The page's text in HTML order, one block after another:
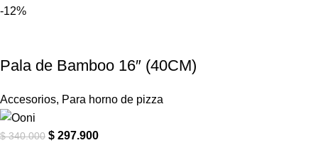
-12%
Pala de Bamboo 16″ (40CM)
Accesorios, Para horno de pizza
$340.000 $ 297.900